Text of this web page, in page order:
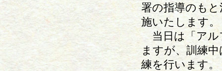
署の指導のも
施いたします。
当日は「アル
ますが、訓練
練を行います。